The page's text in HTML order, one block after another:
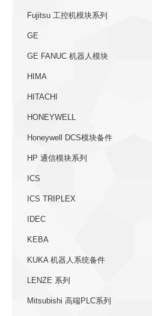
Fujitsu 工控机模块系列
GE
GE FANUC 机器人模块
HIMA
HITACHI
HONEYWELL
Honeywell DCS模块备件
HP 通信模块系列
ICS
ICS TRIPLEX
IDEC
KEBA
KUKA 机器人系统备件
LENZE 系列
Mitsubishi 高端PLC系列